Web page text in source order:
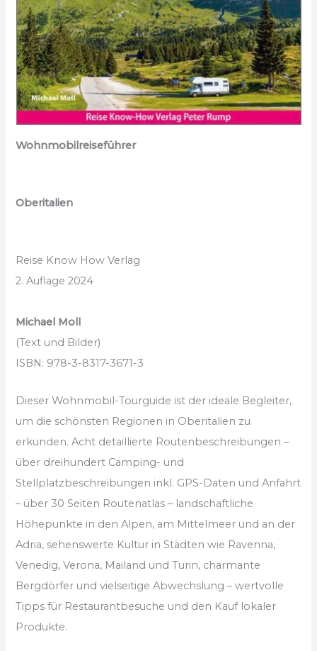
Wohnmobilreiseführer
Oberitalien
Reise Know How Verlag
2. Auflage 2024
Michael Moll
(Text und Bilder)
ISBN: 978-3-8317-3671-3
Dieser Wohnmobil-Tourguide ist der ideale Begleiter,
um die schönsten Regionen in Oberitalien zu
erkunden. Acht detaillierte Routenbeschreibungen –
über dreihundert Camping- und
Stellplatzbeschreibungen inkl. GPS-Daten und Anfahrt
– über 30 Seiten Routenatlas – landschaftliche
Höhepunkte in den Alpen, am Mittelmeer und an der
Adria, sehenswerte Kultur in Städten wie Ravenna,
Venedig, Verona, Mailand und Turin, charmante
Bergdörfer und vielseitige Abwechslung – wertvolle
Tipps für Restaurantbesuche und den Kauf lokaler
Produkte.